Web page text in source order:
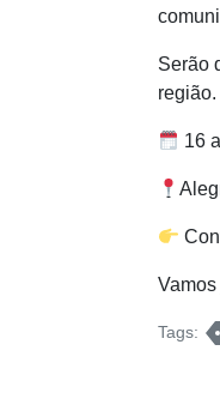
Serão
região.
16
Tags: